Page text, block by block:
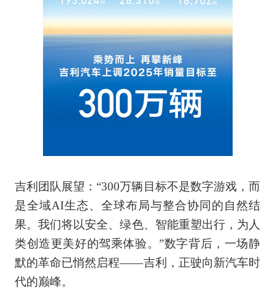
吉利团队展望：“300万辆目标不是数字游戏，而
是全域AI生态、全球布局与整合协同的自然结
果。我们将以安全、绿色、智能重塑出行，为人
类创造更美好的驾乘体验。”数字背后，一场静
默的革命已悄然启程——吉利，正驶向新汽车时
代的巅峰。